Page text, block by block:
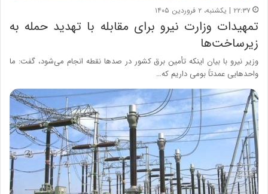
۲۲:۳۷ | یکشنبه، ۲ فروردین ۱۴۰۵
تمهیدات وزارت نیرو برای مقابله با تهدید حمله به
زیرساخت‌ها
وزیر نیرو با بیان اینکه تأمین برق کشور در صدها نقطه انجام می‌شود، گفت: ما
واحدهایی عمدتاً بومی داریم که…